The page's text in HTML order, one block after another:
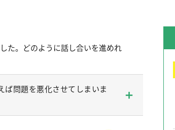
た。どのように話し合いを進めれ
ば問題を悪化させてしまいま